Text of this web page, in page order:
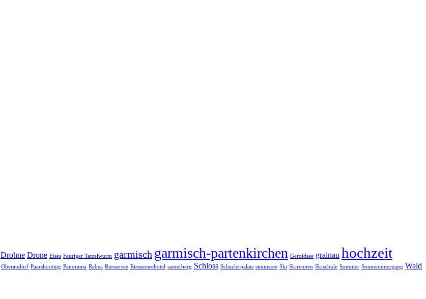
Drohne Drone Eises Feuriger Tatzelwurm garmisch garmisch-partenkirchen Geroldsee grainau hochzeit
Oberaudorf Paarshooting Panorama Rabea Riessersee Riesserseehotel samerberg Schloss Schäzlerpalais simmssee Ski Skirennen Skischule Sommer Sonnenuntergang Wald